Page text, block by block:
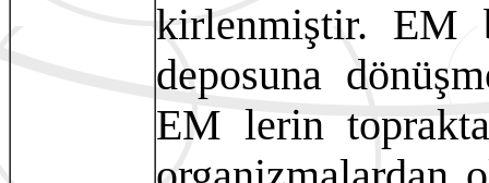
kirlenmiştir.
deposuna
EM lerin